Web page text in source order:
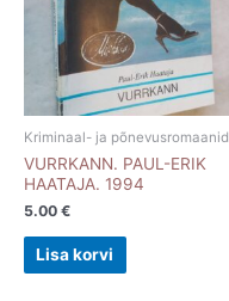
Kriminaal- ja põnevusromaanid
VURRKANN. PAUL-ERIK
HAATAJA. 1994
5.00 €
Lisa korvi